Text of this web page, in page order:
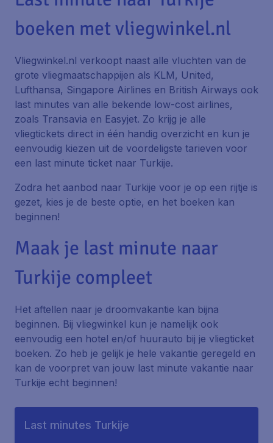
boeken met vliegwinkel.nl
Vliegwinkel.nl verkoopt naast alle vluchten van de
grote vliegmaatschappijen als KLM, United,
Lufthansa, Singapore Airlines en British Airways ook
last minutes van alle bekende low-cost airlines,
zoals Transavia en Easyjet. Zo krijg je alle
vliegtickets direct in één handig overzicht en kun je
eenvoudig kiezen uit de voordeligste tarieven voor
een last minute ticket naar Turkije.
Zodra het aanbod naar Turkije voor je op een rijtje is
gezet, kies je de beste optie, en het boeken kan
beginnen!
Maak je last minute naar
Turkije compleet
Het aftellen naar je droomvakantie kan bijna
beginnen. Bij vliegwinkel kun je namelijk ook
eenvoudig een hotel en/of huurauto bij je vliegticket
boeken. Zo heb je gelijk je hele vakantie geregeld en
kan de voorpret van jouw last minute vakantie naar
Turkije echt beginnen!
Last minutes Turkije